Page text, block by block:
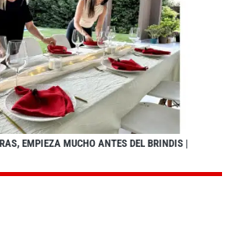
EMPIEZA MUCHO ANTES DEL BRINDIS |